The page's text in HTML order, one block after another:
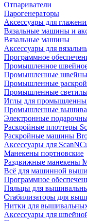
Отпариватели
Парогенераторы
Аксессуары для
Вязальные машины и
Вязальные машины
Аксессуары для
Программное
Промышленное швейное
Промышленные
Промышленные
Промышленные
Иглы для
Промышленные
Электронные
Раскройные плоттеры
Раскройные машины
Аксессуары для
Манекены портновские
Раздвижные манекены
Всё для машинной
Программное
Пяльцы для
Стабилизаторы для
Нитки для
Аксессуары для